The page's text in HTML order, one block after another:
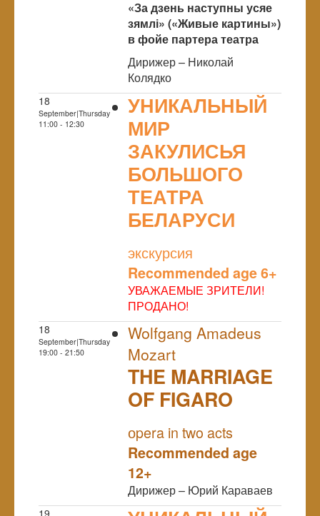
«За дзень наступны усяе
зямлі» («Живые картины»)
в фойе партера театра
Дирижер – Николай
Колядко
18
September|Thursday
11:00 - 12:30
УНИКАЛЬНЫЙ
МИР
ЗАКУЛИСЬЯ
БОЛЬШОГО
ТЕАТРА
БЕЛАРУСИ
экскурсия
Recommended age 6+
УВАЖАЕМЫЕ ЗРИТЕЛИ!
ПРОДАНО!
18
September|Thursday
19:00 - 21:50
Wolfgang Amadeus
Mozart
THE MARRIAGE
OF FIGARO
оpera in two acts
Recommended age
12+
Дирижер – Юрий Караваев
19